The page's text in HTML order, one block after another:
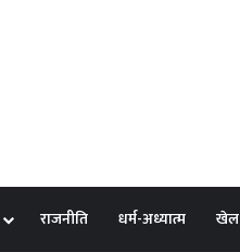
राजनीति धर्म-अध्यात्म खेल